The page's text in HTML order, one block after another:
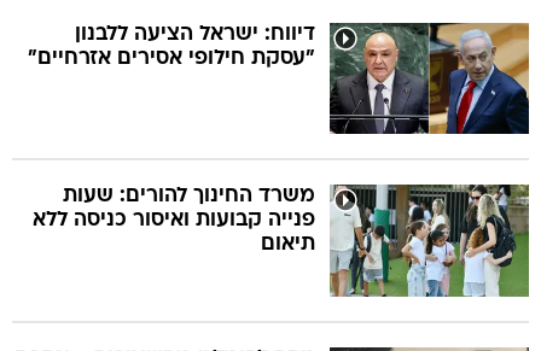
דיווח: ישראל הציעה ללבנון
"עסקת חילופי אסירים אזרחיים"
משרד החינוך להורים: שעות
פנייה קבועות ואיסור כניסה ללא
תיאום